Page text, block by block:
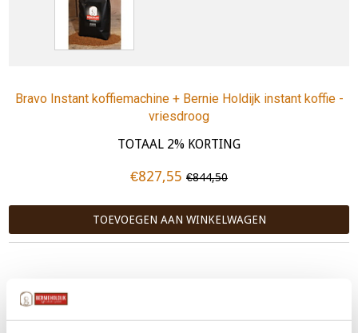
Bravo Instant koffiemachine + Bernie Holdijk instant koffie -
vriesdroog
TOTAAL 2% KORTING
€827,55 €844,50
TOEVOEGEN AAN WINKELWAGEN
GERELATEERDE PRODUCTEN